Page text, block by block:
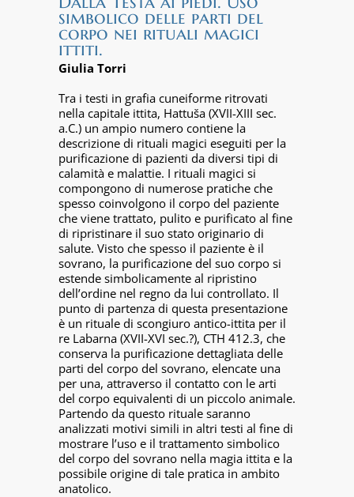
simbolico delle parti del
corpo nei rituali magici
ittiti.
Giulia Torri
Tra i testi in grafia cuneiforme ritrovati
nella capitale ittita, Hattuša (XVII-XIII sec.
a.C.) un ampio numero contiene la
descrizione di rituali magici eseguiti per la
purificazione di pazienti da diversi tipi di
calamità e malattie. I rituali magici si
compongono di numerose pratiche che
spesso coinvolgono il corpo del paziente
che viene trattato, pulito e purificato al fine
di ripristinare il suo stato originario di
salute. Visto che spesso il paziente è il
sovrano, la purificazione del suo corpo si
estende simbolicamente al ripristino
dell’ordine nel regno da lui controllato. Il
punto di partenza di questa presentazione
è un rituale di scongiuro antico-ittita per il
re Labarna (XVII-XVI sec.?), CTH 412.3, che
conserva la purificazione dettagliata delle
parti del corpo del sovrano, elencate una
per una, attraverso il contatto con le arti
del corpo equivalenti di un piccolo animale.
Partendo da questo rituale saranno
analizzati motivi simili in altri testi al fine di
mostrare l’uso e il trattamento simbolico
del corpo del sovrano nella magia ittita e la
possibile origine di tale pratica in ambito
anatolico.